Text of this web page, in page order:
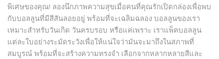
พิเศษของคุณ! ลองนึกภาพความสุขเมื่อคนที่คุณรักเปิดกล่องเพื่อพบ
กับบอลลูนที่มีสีสันลอยอยู่ พร้อมที่จะเฉลิมฉลอง บอลลูนของเรา
เหมาะสำหรับวันเกิด วันครบรอบ หรือแค่เพราะ เราแพ็คบอลลูน
แต่ละใบอย่างระมัดระวังเพื่อให้แน่ใจว่ามันจะมาถึงในสภาพที่
สมบูรณ์ พร้อมที่จะสร้างความทรงจำ เลือกจากหลากหลายสีและ